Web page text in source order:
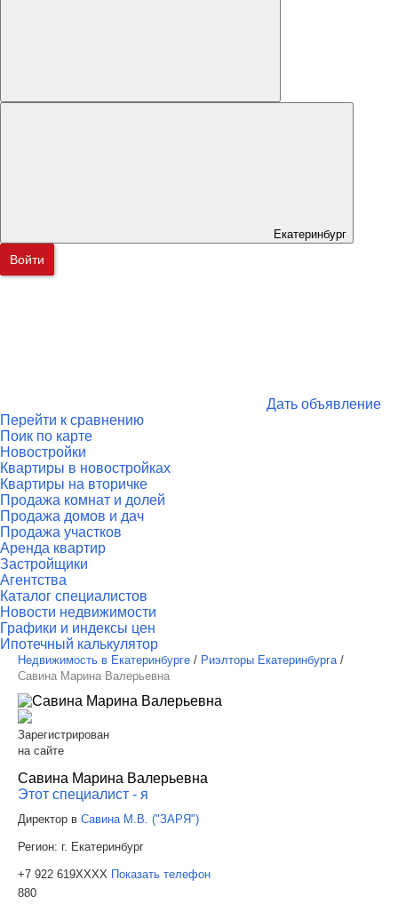
Екатеринбург
Войти
Дать объявление
Перейти к сравнению
Поик по карте
Новостройки
Квартиры в новостройках
Квартиры на вторичке
Продажа комнат и долей
Продажа домов и дач
Продажа участков
Аренда квартир
Застройщики
Агентства
Каталог специалистов
Новости недвижимости
Графики и индексы цен
Ипотечный калькулятор
Недвижимость в Екатеринбурге / Риэлторы Екатеринбурга /
Савина Марина Валерьевна
Зарегистрирован
на сайте
Савина Марина Валерьевна
Этот специалист - я
Директор в Савина М.В. ("ЗАРЯ")
Регион: г. Екатеринбург
+7 922 619XXXX Показать телефон
880